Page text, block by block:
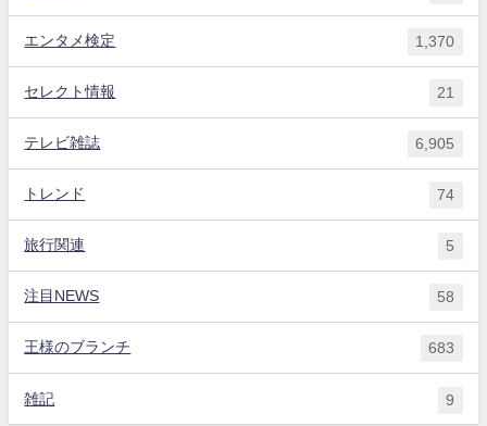
エンタメ検定 1,370
セレクト情報 21
テレビ雑誌 6,905
トレンド 74
旅行関連 5
注目NEWS 58
王様のブランチ 683
雑記 9